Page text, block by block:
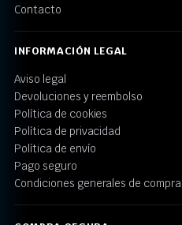
Contacto
INFORMACIÓN LEGAL
Aviso legal
Devoluciones y reembolso
Política de cookies
Política de privacidad
Política de envío
Pago seguro
Condiciones generales de compra